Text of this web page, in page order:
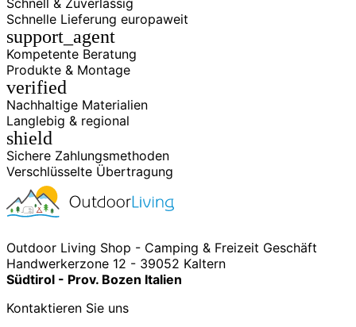
Schnell & Zuverlässig
Schnelle Lieferung europaweit
support_agent
Kompetente Beratung
Produkte & Montage
verified
Nachhaltige Materialien
Langlebig & regional
shield
Sichere Zahlungsmethoden
Verschlüsselte Übertragung
Outdoor Living Shop - Camping & Freizeit Geschäft
Handwerkerzone 12 - 39052 Kaltern
Südtirol - Prov. Bozen Italien
Kontaktieren Sie uns